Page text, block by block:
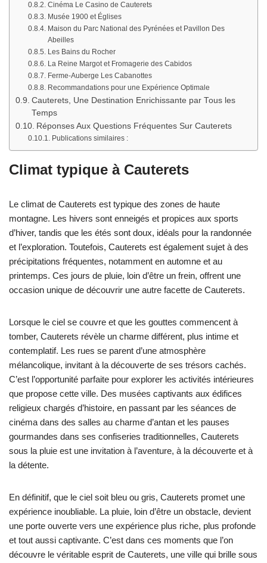
Cinéma Le Casino de Cauterets
Musée 1900 et Églises
Maison du Parc National des Pyrénées et Pavillon Des
Abeilles
Les Bains du Rocher
La Reine Margot et Fromagerie des Cabidos
Ferme-Auberge Les Cabanottes
Recommandations pour une Expérience Optimale
Cauterets, Une Destination Enrichissante par Tous les
Temps
Réponses Aux Questions Fréquentes Sur Cauterets
Publications similaires :
Climat typique à Cauterets
Le climat de Cauterets est typique des zones de haute
montagne. Les hivers sont enneigés et propices aux sports
d’hiver, tandis que les étés sont doux, idéals pour la randonnée
et l’exploration. Toutefois, Cauterets est également sujet à des
précipitations fréquentes, notamment en automne et au
printemps. Ces jours de pluie, loin d’être un frein, offrent une
occasion unique de découvrir une autre facette de Cauterets.
Lorsque le ciel se couvre et que les gouttes commencent à
tomber, Cauterets révèle un charme différent, plus intime et
contemplatif. Les rues se parent d’une atmosphère
mélancolique, invitant à la découverte de ses trésors cachés.
C’est l’opportunité parfaite pour explorer les activités intérieures
que propose cette ville. Des musées captivants aux édifices
religieux chargés d’histoire, en passant par les séances de
cinéma dans des salles au charme d’antan et les pauses
gourmandes dans ses confiseries traditionnelles, Cauterets
sous la pluie est une invitation à l’aventure, à la découverte et à
la détente.
En définitif, que le ciel soit bleu ou gris, Cauterets promet une
expérience inoubliable. La pluie, loin d’être un obstacle, devient
une porte ouverte vers une expérience plus riche, plus profonde
et tout aussi captivante. C’est dans ces moments que l’on
découvre le véritable esprit de Cauterets, une ville qui brille sous